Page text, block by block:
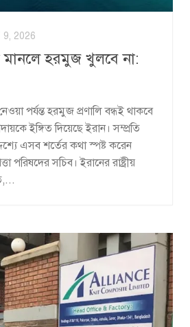
9, 2026
মানলে হরমুজ খুলবে না:
নেওয়া পর্যন্ত হরমুজ প্রণালি বন্ধই থাকবে
ইঙ্গিত দিয়েছে ইরান। সম্প্রতি
এসব শর্তের কথা স্পষ্ট করেন
পরিষদের সচিব। ইরানের রাষ্ট্রীয়